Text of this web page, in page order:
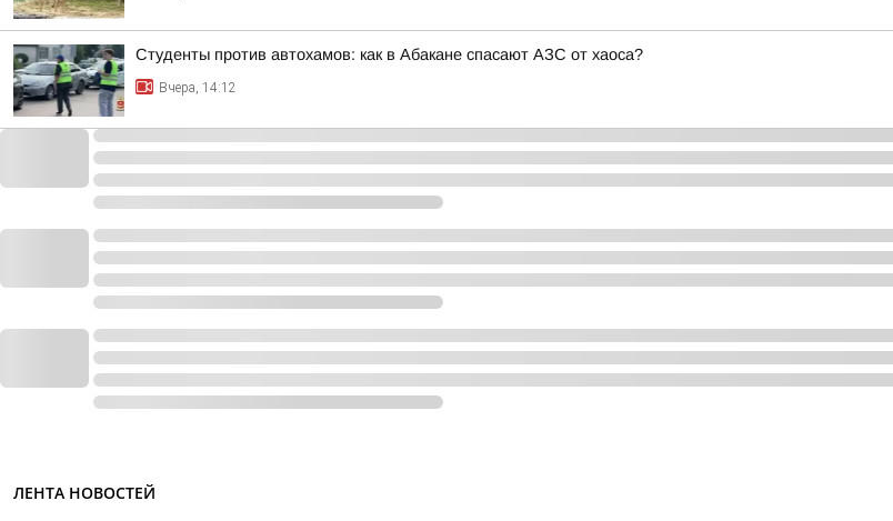
Студенты против автохамов: как в Абакане спасают АЗС от хаоса?
Вчера, 14:12
ЛЕНТА НОВОСТЕЙ